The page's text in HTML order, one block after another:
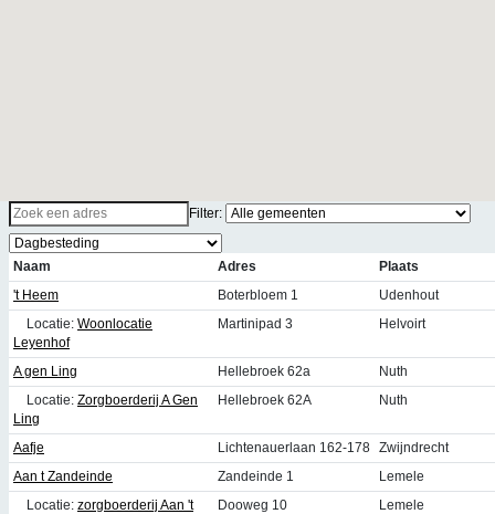
Filter:
Naam Adres
Plaats
't Heem
Boterbloem 1
Udenhout
Locatie: Woonlocatie
Leyenhof
Martinipad 3 Helvoirt
A gen Ling Hellebroek 62a
Nuth
Locatie: Zorgboerderij A Gen
Ling
Hellebroek 62A Nuth
Aafje Lichtenauerlaan 162-178 Zwijndrecht
Aan t Zandeinde
Zandeinde 1
Lemele
Locatie: zorgboerderij Aan 't
Dooweg 10 Lemele